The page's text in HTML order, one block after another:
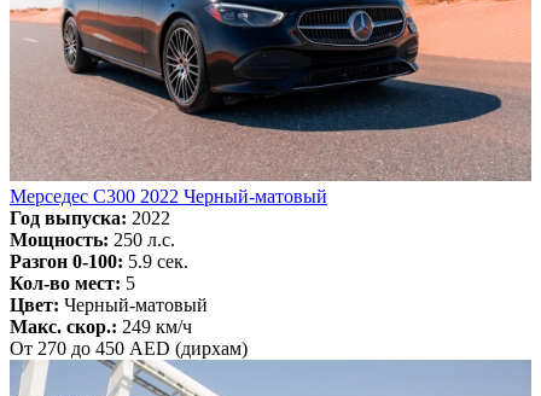
Мерседес С300 2022 Черный-матовый
Год выпуска: 2022
Мощность: 250 л.с.
Разгон 0-100: 5.9 сек.
Кол-во мест: 5
Цвет: Черный-матовый
Макс. скор.: 249 км/ч
От 270 до 450 AED (дирхам)